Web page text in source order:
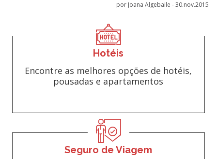
por Joana Algebaile -30.nov.2015
Hotéis
Encontre as melhores opções de hotéis,
pousadas e apartamentos
Seguro de Viagem